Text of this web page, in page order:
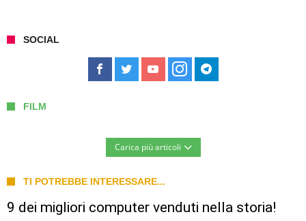
SOCIAL
FILM
Carica più articoli
TI POTREBBE INTERESSARE...
9 dei migliori computer venduti nella storia!